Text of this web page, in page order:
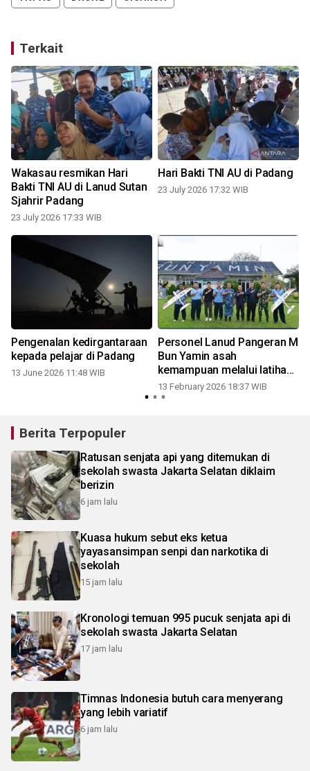
Terkait
Wakasau resmikan Hari
Bakti TNI AU di Lanud Sutan
Sjahrir Padang
23 July 2026 17:33 WIB
Hari Bakti TNI AU di Padang
23 July 2026 17:32 WIB
Pengenalan kedirgantaraan
kepada pelajar di Padang
13 June 2026 11:48 WIB
Personel Lanud Pangeran M
Bun Yamin asah
kemampuan melalui latihan
aeromodeling
13 February 2026 18:37 WIB
Berita Terpopuler
Ratusan senjata api yang ditemukan di
sekolah swasta Jakarta Selatan diklaim
berizin
6 jam lalu
Kuasa hukum sebut eks ketua
yayasansimpan senpi dan narkotika di
sekolah
15 jam lalu
Kronologi temuan 995 pucuk senjata api di
sekolah swasta Jakarta Selatan
17 jam lalu
Timnas Indonesia butuh cara menyerang
yang lebih variatif
6 jam lalu